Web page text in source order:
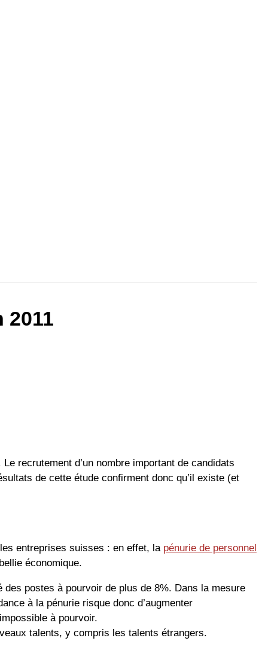
2011
recrutement d’un nombre important de candidats
de cette étude confirment donc qu’il existe (et
entreprises suisses : en effet, la pénurie de personnel
économique.
postes à pourvoir de plus de 8%. Dans la mesure
à la pénurie risque donc d’augmenter
à pourvoir.
talents, y compris les talents étrangers.